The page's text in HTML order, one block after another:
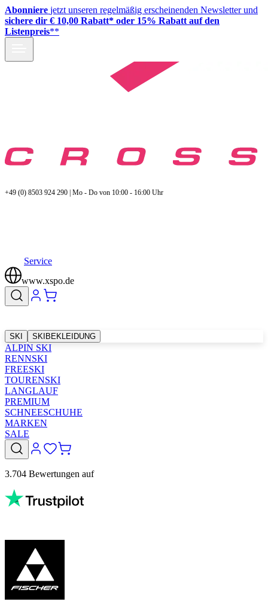
Abonniere jetzt unseren regelmäßig erscheinenden Newsletter und
sichere dir € 10,00 Rabatt* oder 15% Rabatt auf den
Listenpreis**
+49 (0) 8503 924 290 | Mo - Do von 10:00 - 16:00 Uhr
Service
www.xspo.de
SKI SKIBEKLEIDUNG
ALPIN SKI
RENNSKI
FREESKI
TOURENSKI
LANGLAUF
PREMIUM
SCHNEESCHUHE
MARKEN
SALE
3.704 Bewertungen auf